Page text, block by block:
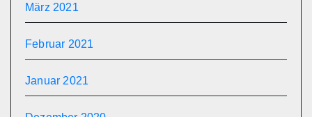
März 2021
Februar 2021
Januar 2021